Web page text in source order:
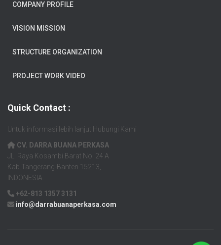
COMPANY PROFILE
VISION MISSION
STRUCTURE ORGANIZATION
PROJECT WORK VIDEO
Quick Contact :
Untuk informasi lebih lanjut Hubungi Kami
CV. DARRA BUANA PERKASA
JL. Raya Kosambi Barat No. 24 A
Kab.Tangerang-Banten 15213,
INDONESIA.
+62-813 1357 3131
info@darrabuanaperkasa.com